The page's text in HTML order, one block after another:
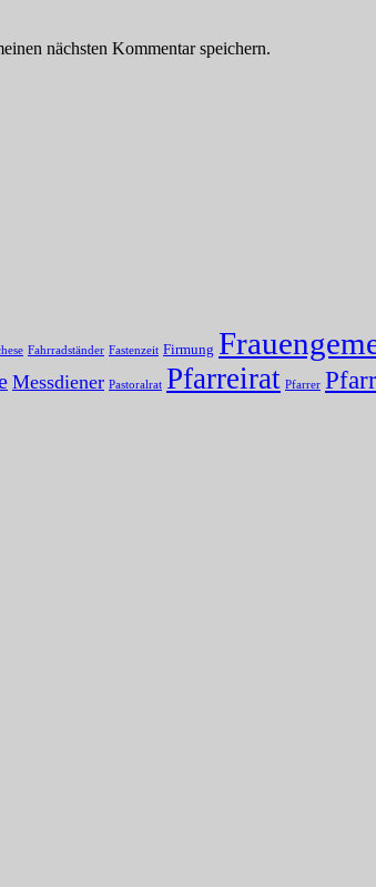
nächsten Kommentar speichern.
Fahrradständer Fastenzeit Firmung
Messdiener Pastoralrat Pfarreirat Pfarrer